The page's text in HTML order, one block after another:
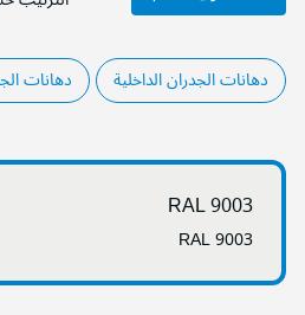
دهانات الجدران الداخلية دهانات
RAL 9003
RAL 9003